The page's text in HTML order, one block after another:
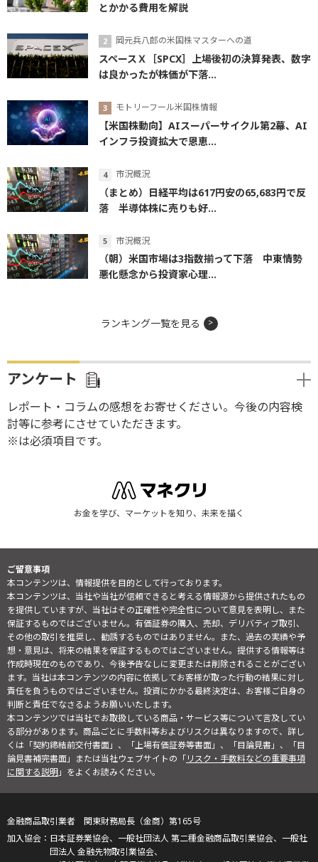
とかかる費用を解説
岡元兵八郎の米国株マスターへの道
スペースＸ［SPCX］上場後初の決算発表、数字
は良かったが株価が下落...
モトリーフール米国株情報
【米国株動向】AIスーパーサイクル第2幕、AI
インフラ投資拡大で恩恵...
市況概況
（まとめ）日経平均は617円安の65,683円で反
落 半導体株に売りも好...
市況概況
（朝）米国市場は3指数揃って下落 中東情勢
悪化懸念から投資家心理...
ランキング一覧を見る
アンケート
レポート・コラムの感想をお寄せください。今後の内容検
討等に参考にさせていただきます。
※は必須項目です。
お金を学び、マーケットを知り、未来を描く
ご留意事項
本コンテンツは、情報提供を目的として行っております。
本コンテンツは、当社や当社が信頼できると考える情報源から提供されたもの
を提供していますが、当社はその正確性や完全性について意見を表明し、また
保証するものではございません。有価証券の購入、売却、デリバティブ取引、
その他の取引を推奨し、勧誘するものではありません。また、過去の実績や予
想・意見は、将来の結果を保証するものではございません。提供する情報等は
作成時現在のものであり、今後予告なしに変更または削除されることがござい
ます。当社は本コンテンツの内容に依拠してお客様が取った行動の結果に対し
責任を負うものではございません。投資にかかる最終決定は、お客様ご自身の
判断と責任でなさるようお願いいたします。
本コンテンツでは当社でお取扱している商品・サービス等について言及してい
る部分があります。商品ごとに手数料等およびリスクは異なりますので、詳し
くは「契約締結前交付書面」、「上場有価証券等書面」、「目論見書」、「目
論見書補完書面」または当社ウェブサイトの「リスク・手数料などの重要事項
に関する説明」をよくお読みください。
金融商品取引業者 関東財務局長（金商）第165号
日本証券業協会、一般社団法人 第二種金融商品取引業協会、一般社
団法人 金融先物取引業協会、